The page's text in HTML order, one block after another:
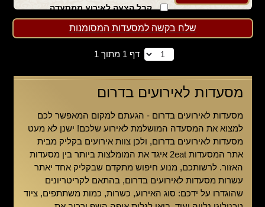
קבל הצעה לאירוע ממסעדה
שלח בקשה למסעדות המסומנות
דף 1 מתוך 1
מסעדות לאירועים בדרום
מסעדות לאירועים בדרום - הגעתם למקום המאפשר לכם
למצוא את המסעדה המושלמת לאירוע שלכם! ישנן לא מעט
מסעדות לאירועים בדרום, ולכן צוות אירועים בקליק מבית
אתר המסעדות2eat איגד את המומלצות ביותר בין מסעדות
האזור. לרשותכם, מנוע חיפוש מתקדם שבקליק אחד יאתר
עשרות מסעדות לאירועים בדרום, בהתאם לקריטריונים
שהוגדרו על ידכם: סוג האירוע, כשרות, כמות משתתפים, ציוד